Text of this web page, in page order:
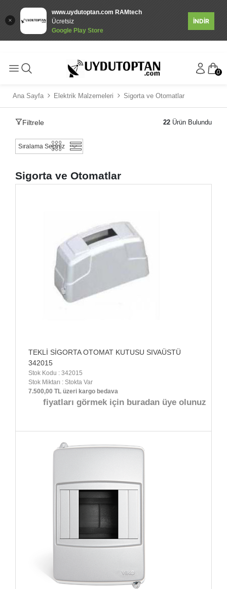
www.uydutoptan.com RAMtech
Ücretsiz
Google Play Store
İNDİR
0
Ana Sayfa Elektrik Malzemeleri Sigorta ve Otomatlar
Filtrele 22 Ürün Bulundu
Sigorta ve Otomatlar
TEKLİ SİGORTA OTOMAT KUTUSU SIVAÜSTÜ
342015
Stok Kodu : 342015
Stok Miktarı : Stokta Var
7.500,00 TL üzeri kargo bedava
fiyatları görmek için buradan üye olunuz